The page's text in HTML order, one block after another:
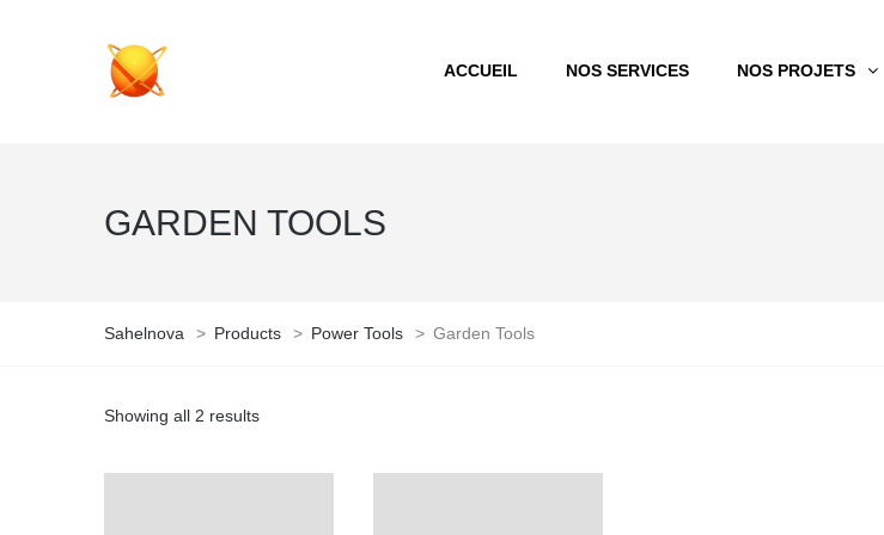
ACCUEIL NOS SERVICES NOS PROJETS
GARDEN TOOLS
Sahelnova > Products > Power Tools > Garden Tools
Showing all 2 results